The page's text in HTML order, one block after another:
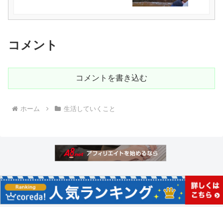
コメント
コメントを書き込む
ホーム 生活していくこと